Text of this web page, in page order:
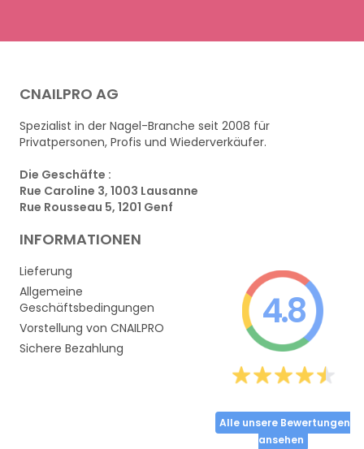
CNAILPRO AG
Spezialist in der Nagel-Branche seit 2008 für
Privatpersonen, Profis und Wiederverkäufer.
Die Geschäfte :
Rue Caroline 3, 1003 Lausanne
Rue Rousseau 5, 1201 Genf
INFORMATIONEN
Lieferung
Allgemeine
Geschäftsbedingungen
Vorstellung von CNAILPRO
Sichere Bezahlung
4.8
Alle unsere Bewertungen
ansehen